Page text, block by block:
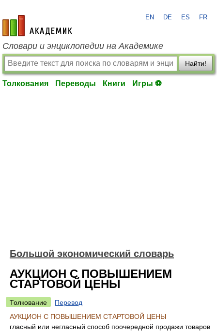
academic.ru
EN DE ES FR
Словари и энциклопедии на Академике
Найти!
Толкования Переводы Книги Игры ⚽
Большой экономический словарь
АУКЦИОН С ПОВЫШЕНИЕМ
СТАРТОВОЙ ЦЕНЫ
Толкование
Перевод
АУКЦИОН С ПОВЫШЕНИЕМ СТАРТОВОЙ ЦЕНЫ
гласный или негласный способ поочередной продажи товаров